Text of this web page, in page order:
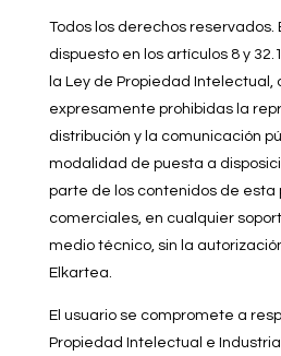
Todos los derechos reservados.
dispuesto en los artículos 8 y
la Ley de Propiedad Intelectual,
expresamente prohibidas la
distribución y la comunicación
modalidad de puesta a
parte de los contenidos de esta
comerciales, en cualquier
medio técnico, sin la
Elkartea.
El usuario se compromete a
Propiedad Intelectual e